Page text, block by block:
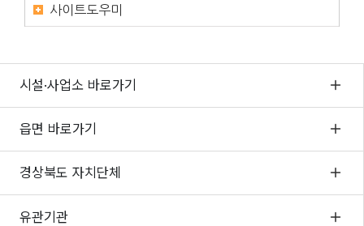
사이트도우미
시설·사업소 바로가기
읍면 바로가기
경상북도 자치단체
유관기관